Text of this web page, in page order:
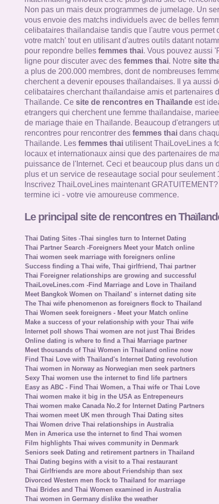
Non pas un mais deux programmes de jumelage. Un
vous envoie des matchs individuels avec de belles
celibataires thailandaise tandis que l'autre vous permet
votre match' tout en utilisant d'autres outils datant
pour repondre belles femmes thai. Vous pouvez aussi
ligne pour discuter avec des femmes thai. Notre site
a plus de 200.000 membres, dont de nombreuses
cherchent a devenir epouses thaïlandaises. Il ya aussi
celibataires cherchant thaïlandaise amis et partenaires
Thaïlande. Ce site de rencontres en Thaïlandeest
etrangers qui cherchent une femme thaïlandaise,
de mariage thaie en Thaïlande. Beaucoup d'etrangers
rencontres pour rencontrer des femmes thaidans
Thailande. Les femmes thaiutilisent ThaiLoveLines a
locaux et internationaux ainsi que des partenaires de
puissance de l'Internet. Ceci et beaucoup plus dans un
plus et un service de reseautage social pour seulement
Inscrivez ThaiLoveLines maintenant
termine ici - votre vie amoureuse commence.
Le principal site de rencontres en
Thai Dating Sites -Thai singles turn to Internet Dating
Thai Partner Search -Foreigners Meet your Match online
Thai women seek marriage with foreigners online
Success finding a Thai wife, Thai girlfriend, Thai partner
Thai Foreigner relationships are growing and successful
ThaiLoveLines.com -Find Marriage and Love in Thailand
Meet Bangkok Women on Thailand' s internet dating site
The Thai wife phenomenon as foreigners flock to Thailand
Thai Women seek foreigners - Meet your Match online
Make a success of your relationship with your Thai wife
Internet poll shows Thai women are not just Thai Brides
Online dating is where to find a Thai Marriage partner
Meet thousands of Thai Women in Thailand online now
Find Thai Love with Thailand's Internet Dating revolution
Thai women in Norway as Norwegian men seek partners
Sexy Thai women use the internet to find life partners
Easy as ABC - Find Thai Women, a Thai wife or Thai Love
Thai women make it big in the USA as Entrepeneurs
Thai women make Canada No.2 for Internet Dating Partners
Thai women meet UK men through Thai Dating sites
Thai Women drive Thai relationships in Australia
Men in America use the internet to find Thai women
Film highlights Thai wives community in Denmark
Seniors seek Dating and retirement partners in Thailand
Thai Dating begins with a visit to a Thai restaurant
Thai Girlfriends are more about Friendship than sex
Divorced Western men flock to Thailand for marriage
Thai Brides and Thai Women examined in Australia
Thai women in Germany dislike the weather